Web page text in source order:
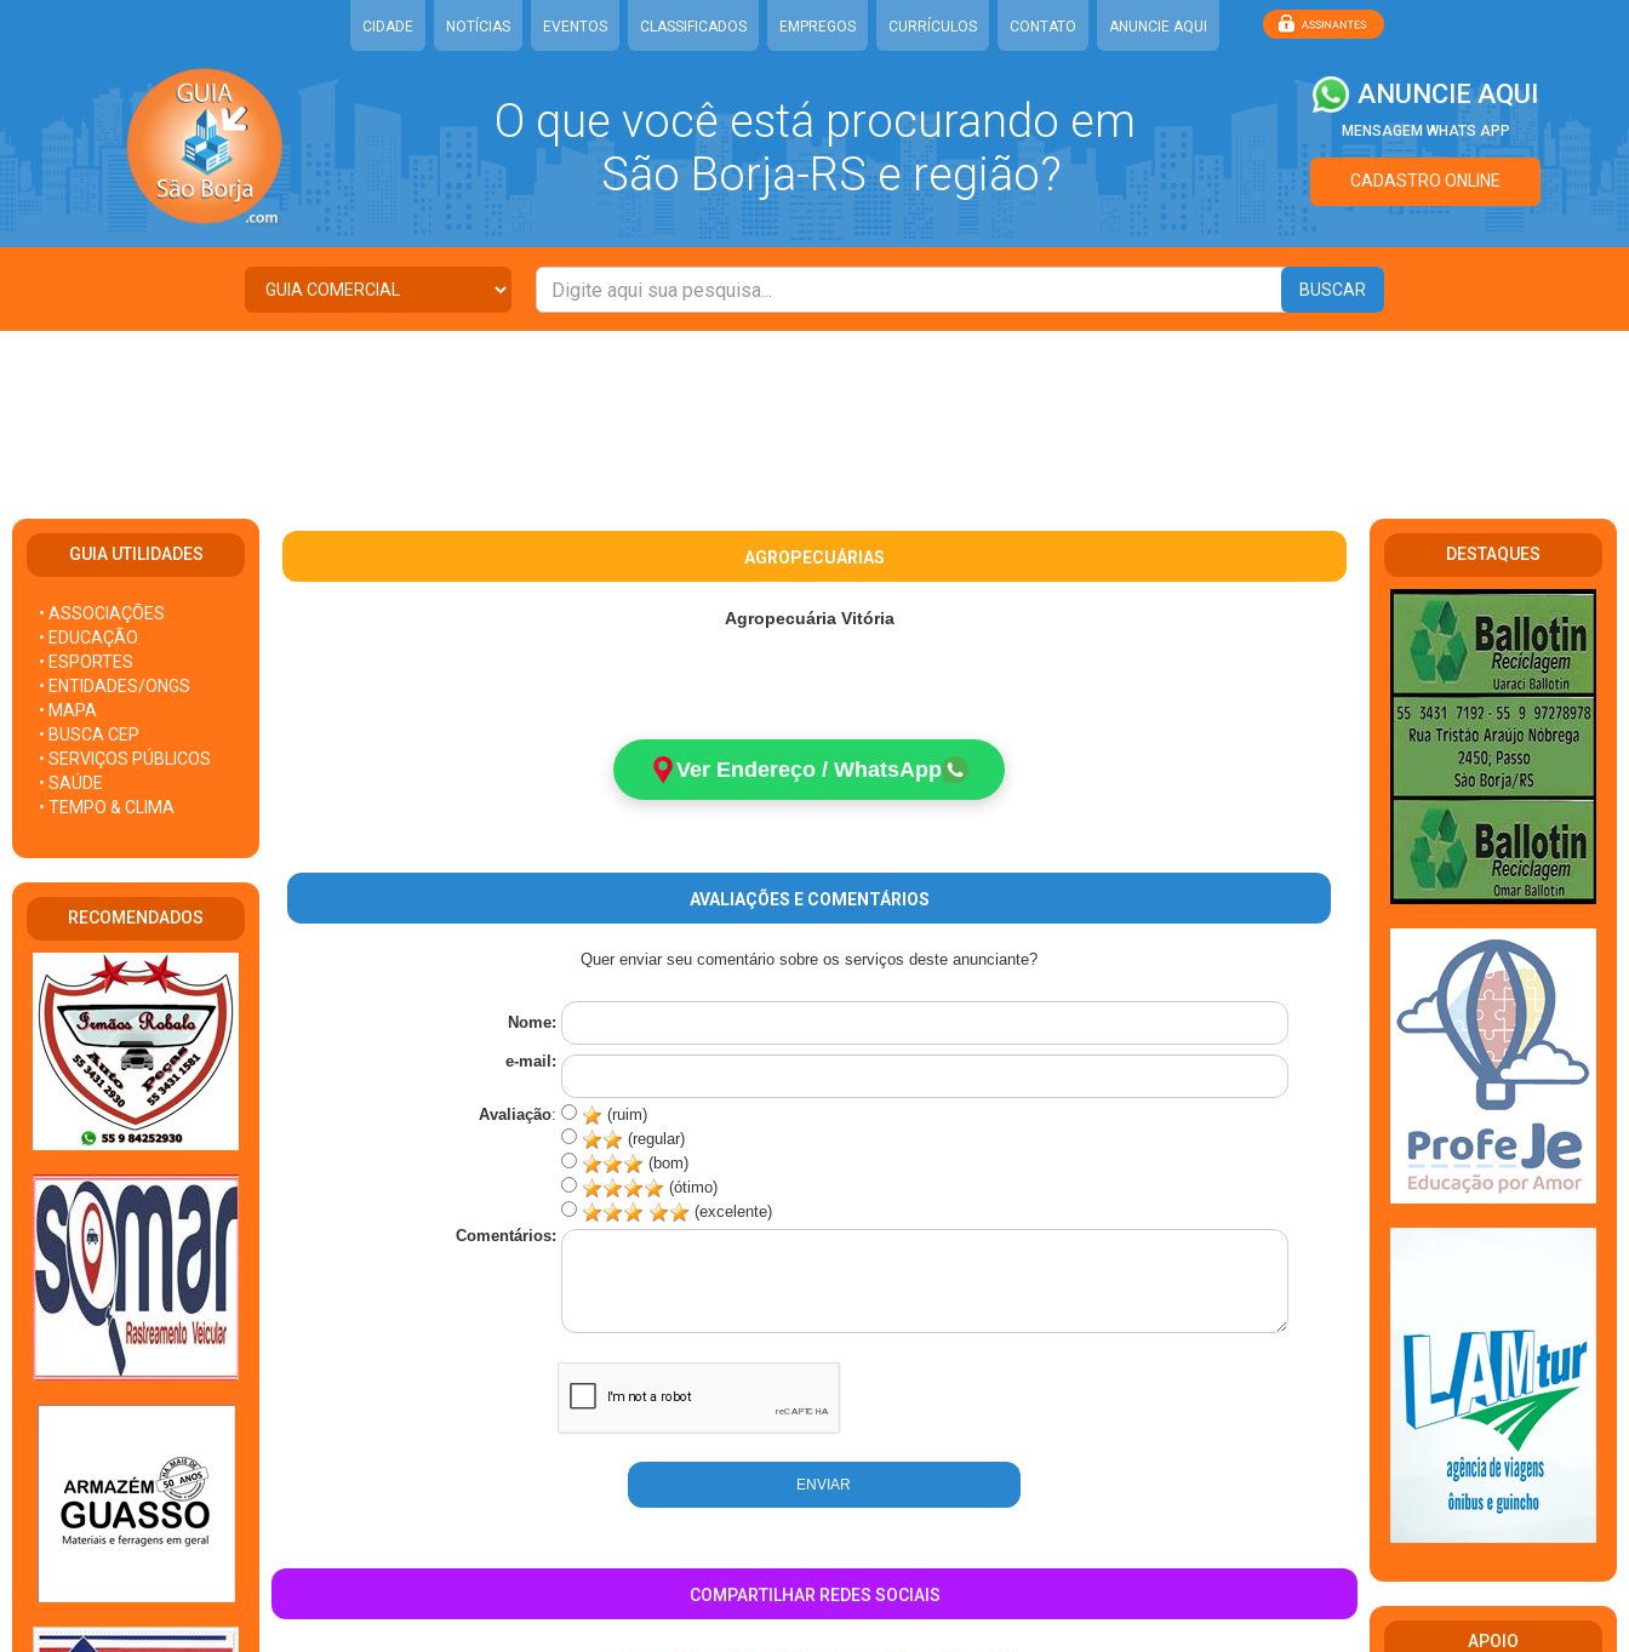
CIDADE NOTÍCIAS EVENTOS CLASSIFICADOS EMPREGOS CURRÍCULOS CONTATO ANUNCIE AQUI
O que você está procurando em
São Borja-RS e região?
ANUNCIE AQUI
MENSAGEM WHATS APP
CADASTRO ONLINE
GUIA UTILIDADES
• ASSOCIAÇÕES
• EDUCAÇÃO
• ESPORTES
• ENTIDADES/ONGS
• MAPA
• BUSCA CEP
• SERVIÇOS PÚBLICOS
• SAÚDE
• TEMPO & CLIMA
RECOMENDADOS
AGROPECUÁRIAS
Agropecuária Vitória
Ver Endereço / WhatsApp
AVALIAÇÕES E COMENTÁRIOS
Quer enviar seu comentário sobre os serviços deste anunciante?
Nome:
e-mail:
Avaliação:
(ruim)
(regular)
(bom)
(ótimo)
(excelente)
Comentários:
COMPARTILHAR REDES SOCIAIS
DESTAQUES
APOIO